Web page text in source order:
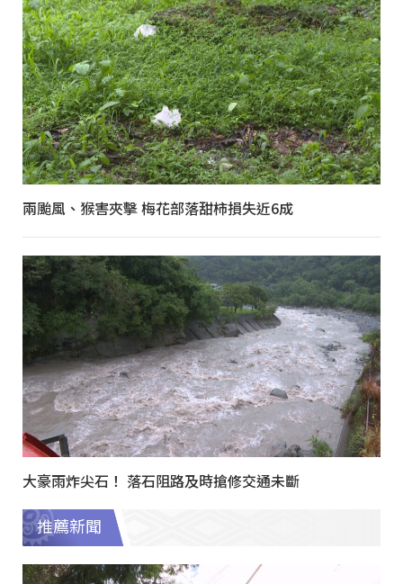
兩颱風、猴害夾擊 梅花部落甜柿損失近6成
大豪雨炸尖石！ 落石阻路及時搶修交通未斷
推薦新聞